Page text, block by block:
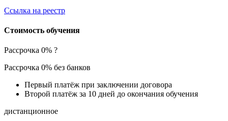
Ссылка на реестр
Стоимость обучения
Рассрочка 0% ?
Рассрочка 0% без банков
Первый платёж при заключении договора
Второй платёж за 10 дней до окончания обучения
дистанционное